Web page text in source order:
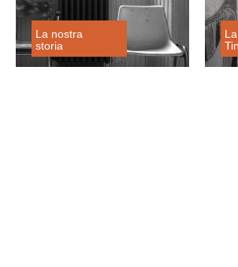
La nostra
storia